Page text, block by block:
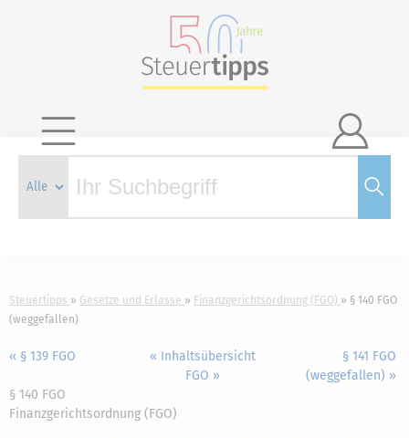

Steuertipps Gesetze und Erlasse Finanzgerichtsordnung (FGO)
§ 140 FGO
(weggefallen)
« § 139 FGO
« Inhaltsübersicht
FGO »
§ 141 FGO
(weggefallen) »
§ 140 FGO
Finanzgerichtsordnung (FGO)